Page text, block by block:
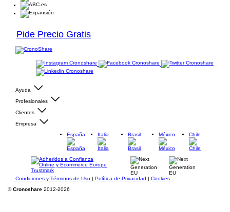
Pide Precio Gratis
Ayuda
Profesionales
Clientes
Empresa
España
Italia Brasil México Chile
Condiciones y Términos de Uso | Política de Privacidad | Cookies
©Cronoshare 2012-2026